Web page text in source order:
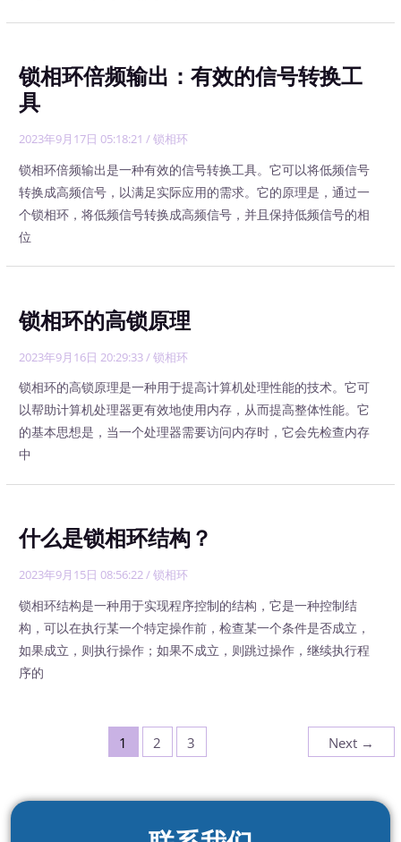
锁相环倍频输出：有效的信号转换工
具
2023年9月17日 05:18:21 /锁相环
锁相环倍频输出是一种有效的信号转换工具。它可以将低频信号
转换成高频信号，以满足实际应用的需求。它的原理是，通过一
个锁相环，将低频信号转换成高频信号，并且保持低频信号的相
位
锁相环的高锁原理
2023年9月16日 20:29:33 /锁相环
锁相环的高锁原理是一种用于提高计算机处理性能的技术。它可
以帮助计算机处理器更有效地使用内存，从而提高整体性能。它
的基本思想是，当一个处理器需要访问内存时，它会先检查内存
中
什么是锁相环结构？
2023年9月15日 08:56:22/锁相环
锁相环结构是一种用于实现程序控制的结构，它是一种控制结
构，可以在执行某一个特定操作前，检查某一个条件是否成立，
如果成立，则执行操作；如果不成立，则跳过操作，继续执行程
序的
1 2 3 Next →